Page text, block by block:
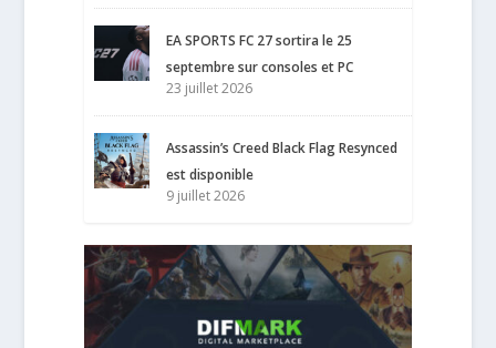
EA SPORTS FC 27 sortira le 25
septembre sur consoles et PC
23 juillet 2026
Assassin’s Creed Black Flag Resynced
est disponible
9 juillet 2026